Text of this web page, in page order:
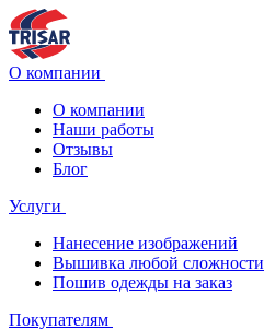
О компании
О компании
Наши работы
Отзывы
Блог
Услуги
Нанесение изображений
Вышивка любой сложности
Пошив одежды на заказ
Покупателям